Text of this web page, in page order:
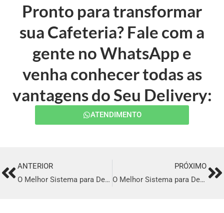
Pronto para transformar
sua Cafeteria? Fale com a
gente no WhatsApp e
venha conhecer todas as
vantagens do Seu Delivery:
ATENDIMENTO
PrevANTERIOR
O Melhor Sistema para Delivery em Cajazeiras
PRÓXIMO
O Melhor Sistema para Delivery em Igarapé-miri